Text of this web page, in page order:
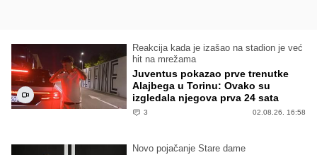
Reakcija kada je izašao na stadion je već
hit na mrežama
Juventus pokazao prve trenutke
Alajbega u Torinu: Ovako su
izgledala njegova prva 24 sata
3 02.08.26. 16:58
Novo pojačanje Stare dame